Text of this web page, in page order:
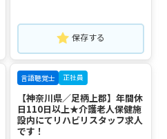
保存する
言語聴覚士 正社員
【神奈川県／足柄上郡】年間休
日110日以上★介護老人保健施
設内にてリハビリスタッフ求人
です！